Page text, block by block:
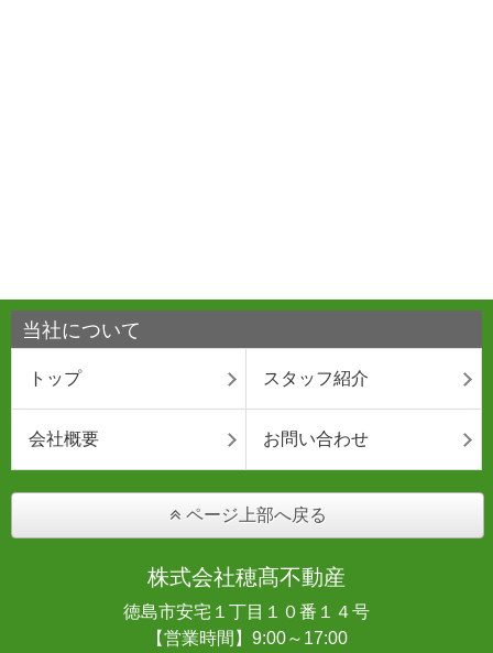
当社について
トップ スタッフ紹介
会社概要 お問い合わせ
ページ上部へ戻る
株式会社穂髙不動産
徳島市安宅１丁目１０番１４号
【営業時間】9:00～17:00